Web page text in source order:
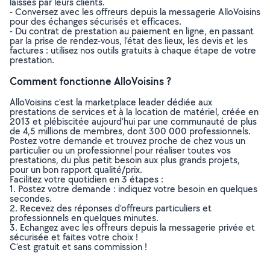
- Conversez avec les offreurs depuis la messagerie AlloVoisins
pour des échanges sécurisés et efficaces.
- Du contrat de prestation au paiement en ligne, en passant
par la prise de rendez-vous, l’état des lieux, les devis et les
factures : utilisez nos outils gratuits à chaque étape de votre
prestation.
Comment fonctionne AlloVoisins ?
AlloVoisins c’est la marketplace leader dédiée aux
prestations de services et à la location de matériel, créée en
2013 et plébiscitée aujourd’hui par une communauté de plus
de 4,5 millions de membres, dont 300 000 professionnels.
Postez votre demande et trouvez proche de chez vous un
particulier ou un professionnel pour réaliser toutes vos
prestations, du plus petit besoin aux plus grands projets,
pour un bon rapport qualité/prix.
Facilitez votre quotidien en 3 étapes :
1. Postez votre demande : indiquez votre besoin en quelques
secondes.
2. Recevez des réponses d’offreurs particuliers et
professionnels en quelques minutes.
3. Echangez avec les offreurs depuis la messagerie privée et
sécurisée et faites votre choix !
C’est gratuit et sans commission !